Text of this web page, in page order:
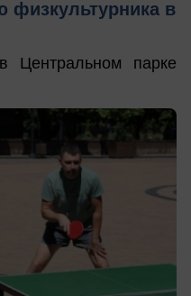
физкультурника в
Центральном парке